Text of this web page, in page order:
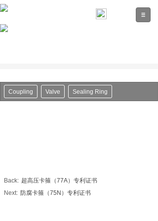
Coupling Valve Sealing Ring
Back: 超高压卡箍（77A）专利证书
Next: 防腐卡箍（75N）专利证书